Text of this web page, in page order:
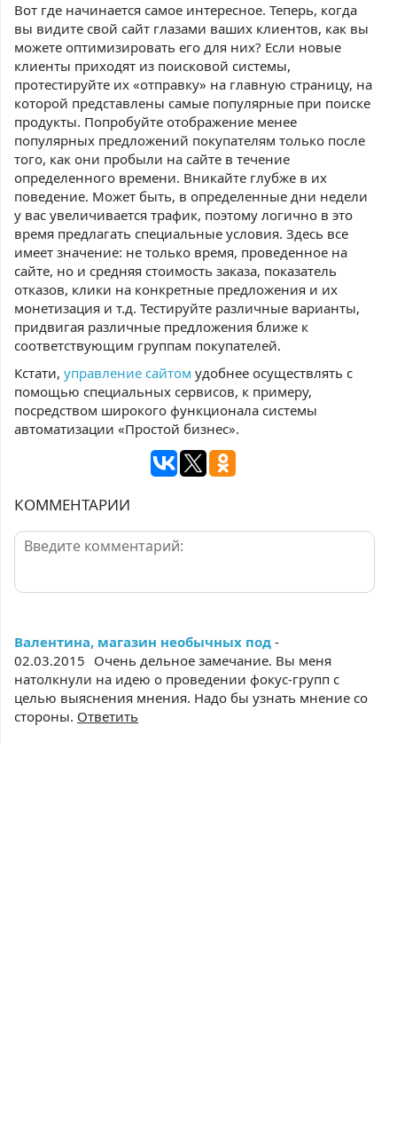
Вот где начинается самое интересное. Теперь, когда
вы видите свой сайт глазами ваших клиентов, как вы
можете оптимизировать его для них? Если новые
клиенты приходят из поисковой системы,
протестируйте их «отправку» на главную страницу, на
которой представлены самые популярные при поиске
продукты. Попробуйте отображение менее
популярных предложений покупателям только после
того, как они пробыли на сайте в течение
определенного времени. Вникайте глубже в их
поведение. Может быть, в определенные дни недели
у вас увеличивается трафик, поэтому логично в это
время предлагать специальные условия. Здесь все
имеет значение: не только время, проведенное на
сайте, но и средняя стоимость заказа, показатель
отказов, клики на конкретные предложения и их
монетизация и т.д. Тестируйте различные варианты,
придвигая различные предложения ближе к
соответствующим группам покупателей.
Кстати, управление сайтом удобнее осуществлять с
помощью специальных сервисов, к примеру,
посредством широкого функционала системы
автоматизации «Простой бизнес».
КОММЕНТАРИИ
Валентина, магазин необычных под -
02.03.2015 Очень дельное замечание. Вы меня
натолкнули на идею о проведении фокус-групп с
целью выяснения мнения. Надо бы узнать мнение со
стороны. Ответить